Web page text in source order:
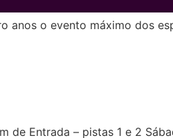
anos o evento máximo dos
Entrada – pistas 1 e 2